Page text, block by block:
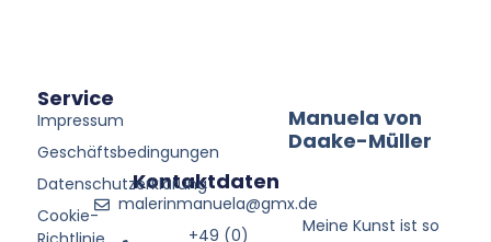
Service
Impressum
Geschäftsbedingungen
Datenschutzerklärung
Cookie-
Manuela von
Daake-Müller
Meine Kunst ist so
Kontaktdaten
malerinmanuela@gmx.de
+49 (0)